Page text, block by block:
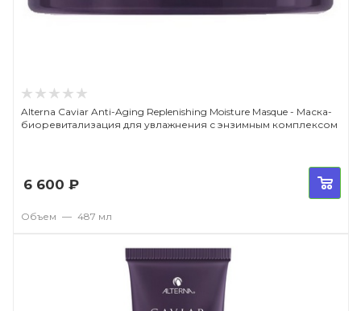
Alterna Caviar Anti-Aging Replenishing Moisture Masque - Маска-
биоревитализация для увлажнения с энзимным комплексом
6 600 ₽
Объем — 487 мл